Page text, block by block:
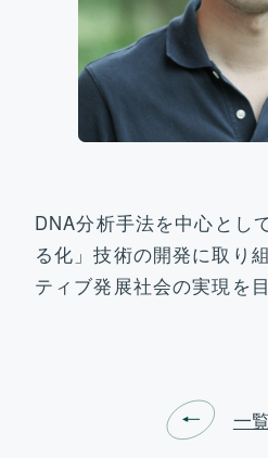
社会実
トピッ
運営体制&コ
参画
DNA分析手法を中心とし
る化」技術の開発に取り
ティブ発展社会の実現を
一